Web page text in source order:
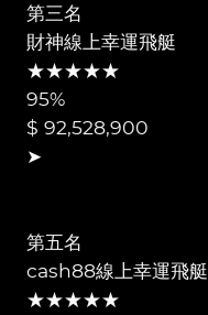
第三名
財神線上幸運飛艇
★★★★★
95%
$ 92,528,900
➤
第五名
cash88線上幸運飛艇
★★★★★